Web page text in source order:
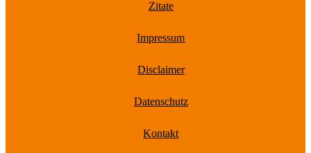
Zitate
Impressum
Disclaimer
Datenschutz
Kontakt